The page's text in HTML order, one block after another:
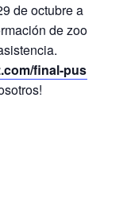
de octubre a las
de zoom
final-push